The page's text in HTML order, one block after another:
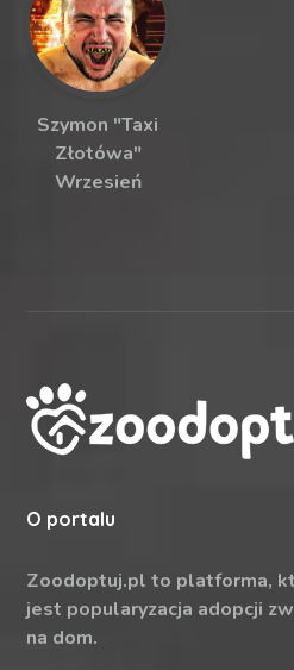
Szymon "Taxi
Złotówa"
Wrzesień
O portalu
Zoodoptuj.pl to platforma,
jest popularyzacja adopcji
na dom.